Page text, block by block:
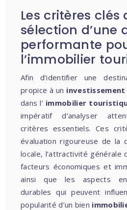
Les critères clés
sélection d’une
performante
l’immobilier
Afin d’identifier une
propice à un
dans l’ immobilier
impératif d’analyser
critères essentiels. Ces
évaluation rigoureuse de la
locale, l’attractivité générale
facteurs économiques et
ainsi que les aspects
durables qui peuvent
popularité d’un bien